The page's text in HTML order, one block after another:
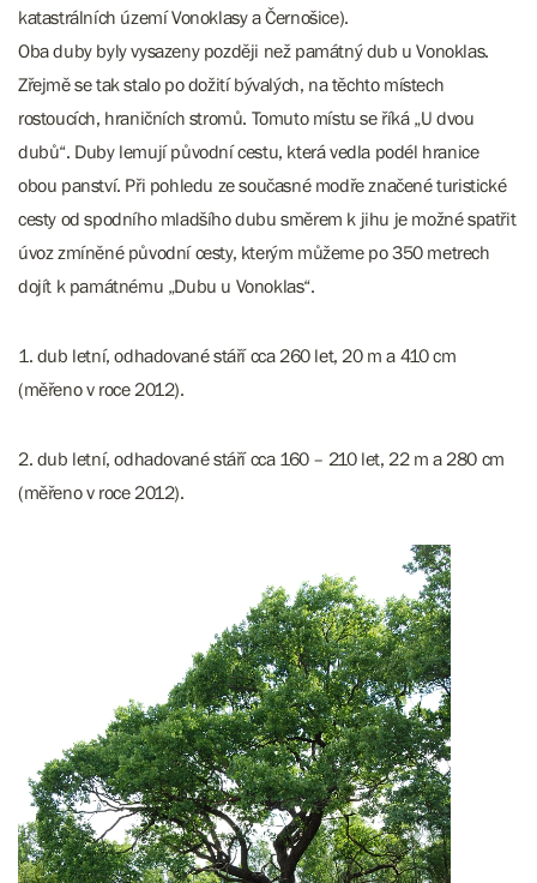
katastrálních území Vonoklasy a Černošice).
Oba duby byly vysazeny později než památný dub u Vonoklas.
Zřejmě se tak stalo po dožití bývalých, na těchto místech
rostoucích, hraničních stromů. Tomuto místu se říká „U dvou
dubů“. Duby lemují původní cestu, která vedla podél hranice
obou panství. Při pohledu ze současné modře značené turistické
cesty od spodního mladšího dubu směrem k jihu je možné spatřit
úvoz zmíněné původní cesty, kterým můžeme po 350 metrech
dojít k památnému „Dubu u Vonoklas“.
1. d​​​​ub letní, odhadované stáří cca 260 let, 20 m a 410 cm
(měřeno v roce 2012).
2. dub letní, odhadované stáří cca 160 – 210 let, 22 m a 280 cm
(měřeno v roce 2012).